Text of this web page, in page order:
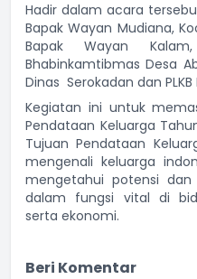
Hadir dalam acara
Bapak Wayan Mudiana,
Bapak Wayan
Bhabinkamtibmas Desa
Dinas Serokadan dan
Kegiatan ini untuk
Pendataan Keluarga
Tujuan Pendataan
mengenali keluarga
mengetahui potensi dan
dalam fungsi vital di
serta ekonomi.
Beri Komentar